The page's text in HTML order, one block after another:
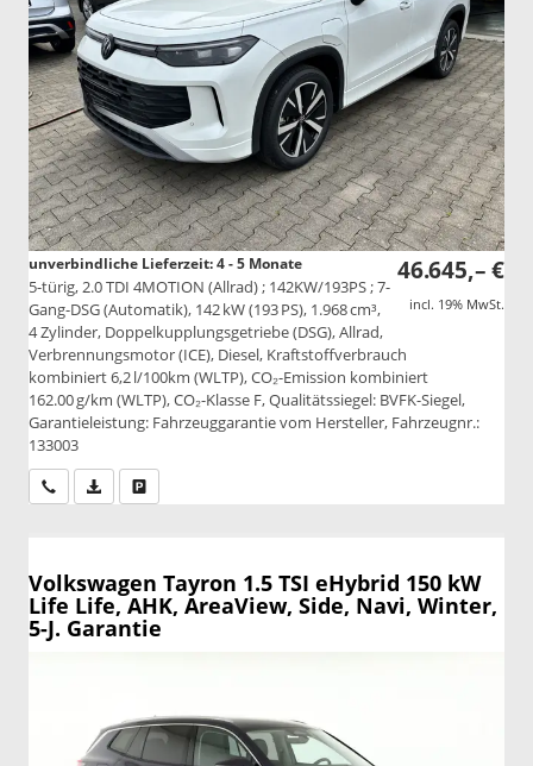
46.645,– €
incl. 19% MwSt.
unverbindliche Lieferzeit: 4 - 5 Monate
5-türig, 2.0 TDI 4MOTION (Allrad) ; 142KW/193PS ; 7-
Gang-DSG (Automatik), 142 kW (193 PS), 1.968 cm³,
4 Zylinder, Doppelkupplungsgetriebe (DSG), Allrad,
Verbrennungsmotor (ICE), Diesel, Kraftstoffverbrauch
kombiniert 6,2 l/100km (WLTP), CO₂-Emission kombiniert
162.00 g/km (WLTP), CO₂-Klasse F, Qualitätssiegel: BVFK-Siegel,
Garantieleistung: Fahrzeuggarantie vom Hersteller, Fahrzeugnr.:
133003
Wir rufen Sie anPDF-Datei, Fahrzeugexposé drucken
Volkswagen Tayron 1.5 TSI eHybrid 150 kW
Life Life, AHK, AreaView, Side, Navi, Winter,
5-J. Garantie